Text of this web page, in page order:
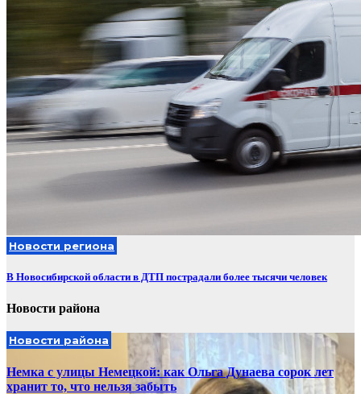
Новости региона
В Новосибирской области в ДТП пострадали более тысячи человек
Новости района
Новости района
Немка с улицы Немецкой: как Ольга Дунаева сорок лет
хранит то, что нельзя забыть